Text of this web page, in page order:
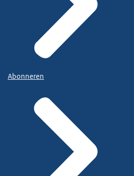
Abonneren